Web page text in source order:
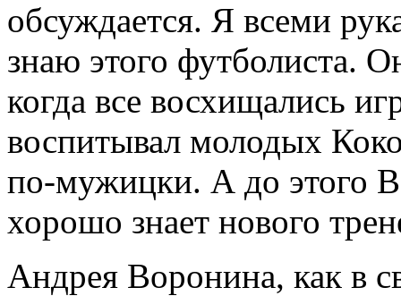
обсуждается. Я всеми
знаю этого футболиста.
когда все восхищались
воспитывал молодых
по-мужицки. А до этого
хорошо знает нового
Андрея Воронина, как в